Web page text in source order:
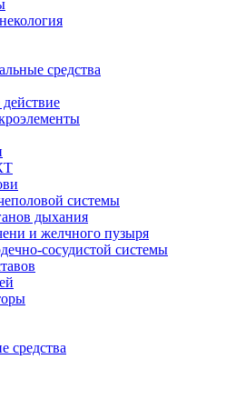
средства
системы
дыхания
и желчного пузыря
сосудистой системы
средства